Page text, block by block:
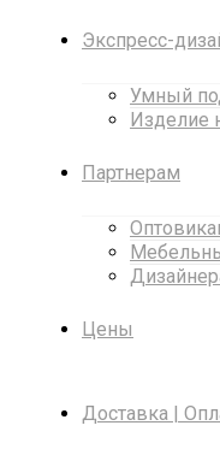
Экспресс-
Умный
Изделие
Партнерам
Цены
Доставка |